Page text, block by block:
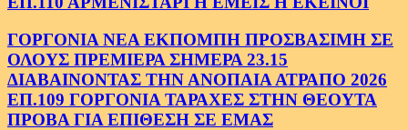
ΓΟΡΓΟΝΙΑ ΝΕΑ ΕΚΠΟΜΠΗ ΠΡΟΣΒΑΣΙΜΗ ΣΕ
ΟΛΟΥΣ ΠΡΕΜΙΕΡΑ ΣΗΜΕΡΑ 23.15
ΔΙΑΒΑΙΝΟΝΤΑΣ ΤΗΝ ΑΝΟΠΑΙΑ ΑΤΡΑΠΟ 2026
ΕΠ.109 ΓΟΡΓΟΝΙΑ ΤΑΡΑΧΕΣ ΣΤΗΝ ΘΕΟΥΤΑ
ΠΡΟΒΑ ΓΙΑ ΕΠΙΘΕΣΗ ΣΕ ΕΜΑΣ